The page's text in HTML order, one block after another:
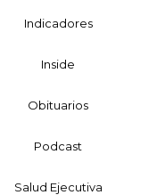
Indicadores
Inside
Obituarios
Podcast
Salud Ejecutiva